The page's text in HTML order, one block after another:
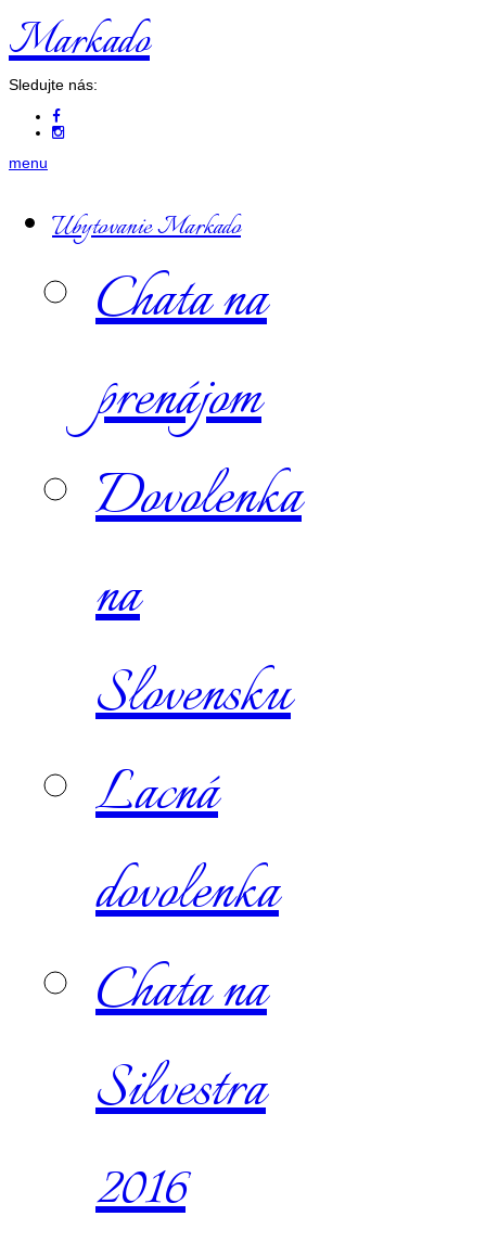
Markado
Sledujte nás:
menu
Ubytovanie Markado
Chata na
prenájom
Dovolenka
na
Slovensku
Lacná
dovolenka
Chata na
Silvestra
2016